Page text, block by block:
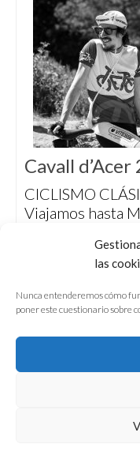
las
Nunca entenderemos cómo
poner este cuestionario sobre
Cavall d’Acer
CICLISMO
Viajamos hasta
una oda al
pretende
antaño y una
VÍDEOS &